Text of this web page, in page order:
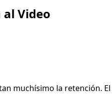
Video
muchísimo la retención.